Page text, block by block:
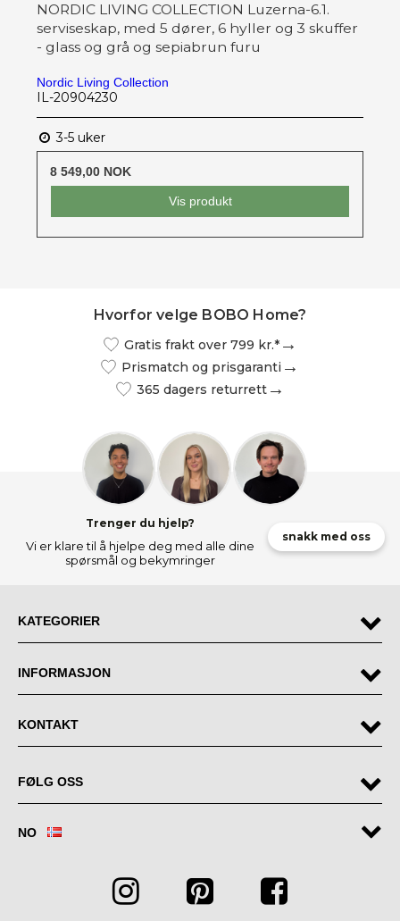
NORDIC LIVING COLLECTION Luzerna-6.1.
serviseskap, med 5 dører, 6 hyller og 3 skuffer
- glass og grå og sepiabrun furu
Nordic Living Collection
IL-20904230
3-5 uker
8 549,00 NOK
Vis produkt
Hvorfor velge BOBO Home?
Gratis frakt over 799 kr.*
Prismatch og prisgaranti
365 dagers returrett
Trenger du hjelp?
Vi er klare til å hjelpe deg med alle dine
spørsmål og bekymringer
snakk med oss
KATEGORIER
INFORMASJON
KONTAKT
FØLG OSS
NO